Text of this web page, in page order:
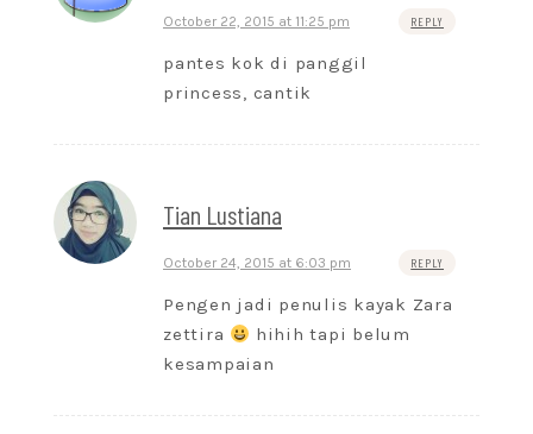
October 22, 2015 at 11:25 pm REPLY
pantes kok di panggil
princess, cantik
Tian Lustiana
October 24, 2015 at 6:03 pm REPLY
Pengen jadi penulis kayak Zara
zettira
hihih tapi belum
kesampaian